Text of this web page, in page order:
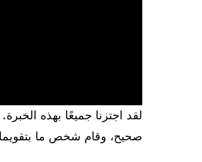
لقد اجتزنا جميعًا بهذه
صحيح، وقام شخص ما